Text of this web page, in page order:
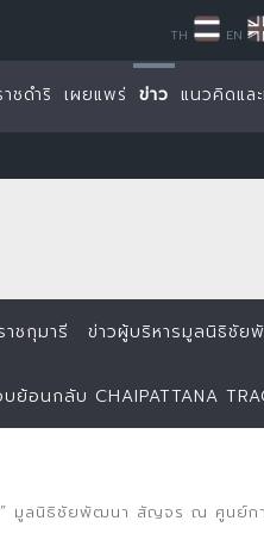
ชดำริ เผยแพร่ ข่าว แนวคิดแล
TH EN
ชกุมารี ข่าวผู้บริหารมูลนิธิชัย
อนกลับ CHAIPATTANA
” มูลนิธิชัยพัฒนา สัญจร ณ ศูนย์